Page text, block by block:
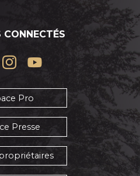
CONNECTÉS
Pro
Presse